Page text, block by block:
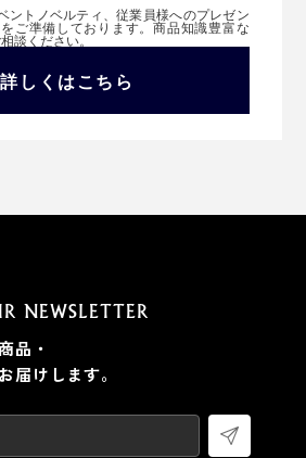
ントノベルティ、従業員様へのプレゼン
ご準備しております。商品知識豊富な
談ください。
詳しくはこちら
NEWSLETTER
品・
届けします。